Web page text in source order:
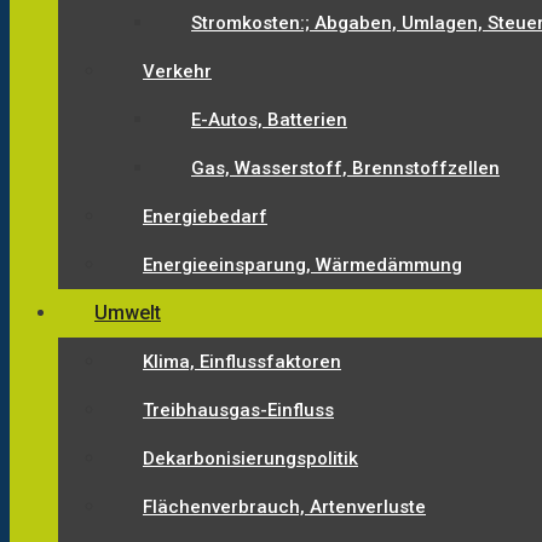
Stromkosten:; Abgaben, Umlagen,
Verkehr
E-Autos, Batterien
Gas, Wasserstoff, Brennstoffzellen
Energiebedarf
Energieeinsparung, Wärmedämmung
Umwelt
Klima, Einflussfaktoren
Treibhausgas-Einfluss
Dekarbonisierungspolitik
Flächenverbrauch, Artenverluste